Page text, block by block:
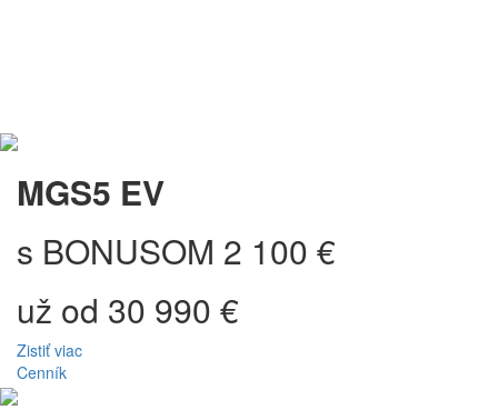
MGS5 EV
s BONUSOM 2 100 €
už od 30 990 €
Zistiť viac
Cenník